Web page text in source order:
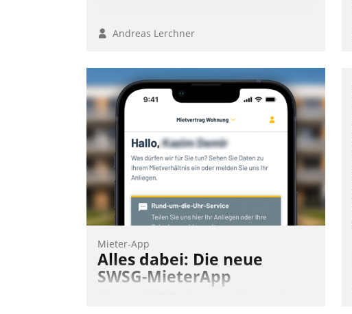
Andreas Lerchner
Mieter-App
Alles dabei: Die neue
SWSG-MieterApp